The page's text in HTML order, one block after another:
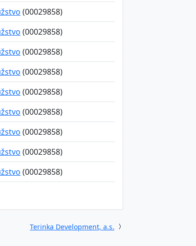
(00029858)
(00029858)
(00029858)
(00029858)
(00029858)
(00029858)
(00029858)
(00029858)
(00029858)
Terinka Development, a.s.